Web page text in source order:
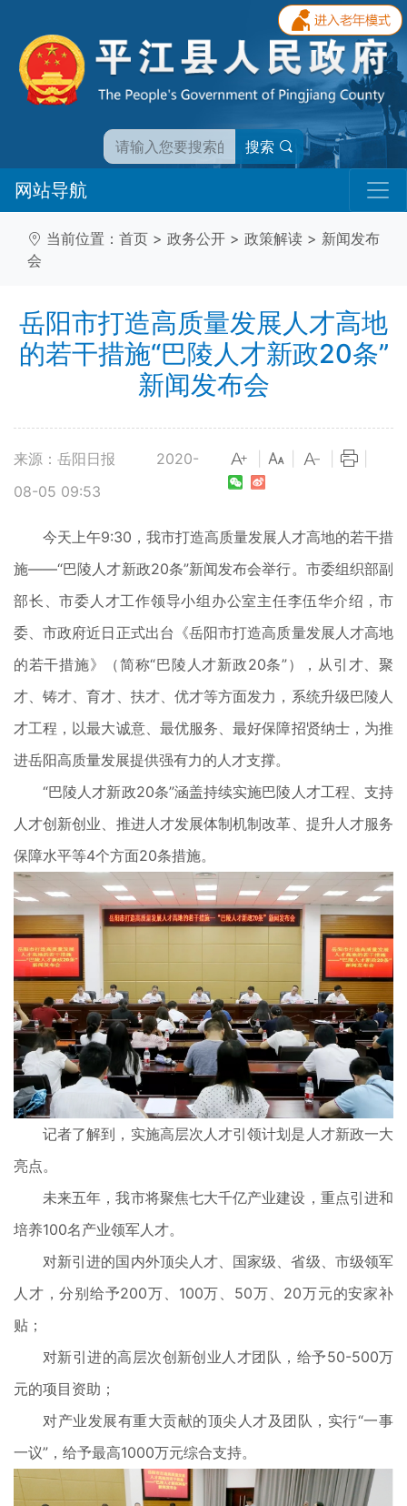
搜索
网站导航
当前位置： 首页 > 政务公开 > 政策解读 > 新闻发布
会
岳阳市打造高质量发展人才高地
的若干措施“巴陵人才新政20条”
新闻发布会
来源：岳阳日报
2020-
08-05 09:53
今天上午9:30，我市打造高质量发展人才高地的若干措
施——“巴陵人才新政20条”新闻发布会举行。市委组织部副
部长、市委人才工作领导小组办公室主任李伍华介绍，市
委、市政府近日正式出台《岳阳市打造高质量发展人才高地
的若干措施》（简称“巴陵人才新政20条”），从引才、聚
才、铸才、育才、扶才、优才等方面发力，系统升级巴陵人
才工程，以最大诚意、最优服务、最好保障招贤纳士，为推
进岳阳高质量发展提供强有力的人才支撑。
“巴陵人才新政20条”涵盖持续实施巴陵人才工程、支持
人才创新创业、推进人才发展体制机制改革、提升人才服务
保障水平等4个方面20条措施。
记者了解到，实施高层次人才引领计划是人才新政一大
亮点。
未来五年，我市将聚焦七大千亿产业建设，重点引进和
培养100名产业领军人才。
对新引进的国内外顶尖人才、国家级、省级、市级领军
人才，分别给予200万、100万、50万、20万元的安家补
贴；
对新引进的高层次创新创业人才团队，给予50-500万
元的项目资助；
对产业发展有重大贡献的顶尖人才及团队，实行“一事
一议”，给予最高1000万元综合支持。